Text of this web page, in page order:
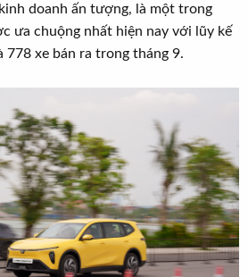
doanh ấn tượng, là một trong
ưa chuộng nhất hiện nay với lũy kế
778 xe bán ra trong tháng 9.